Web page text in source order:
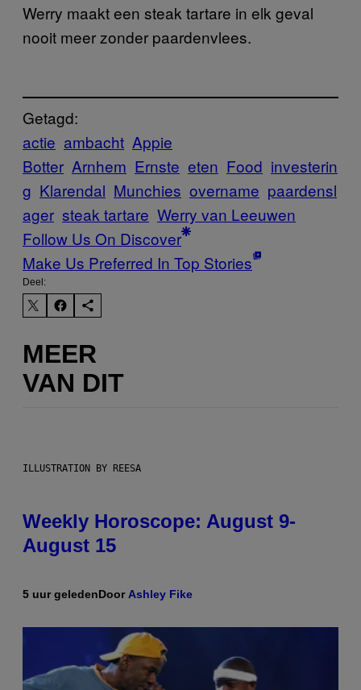
Werry maakt een steak tartare in elk geval
nooit meer zonder paardenvlees.
Getagd:
actie ambacht Appie
Botter Arnhem Ernste eten Food investerin
g Klarendal Munchies overname paardensl
ager steak tartare Werry van Leeuwen
Follow Us On Discover
Make Us Preferred In Top Stories
Deel:
MEER
VAN DIT
ILLUSTRATION BY REESA
Weekly Horoscope: August 9-
August 15
5 uur geledenDoorAshley Fike